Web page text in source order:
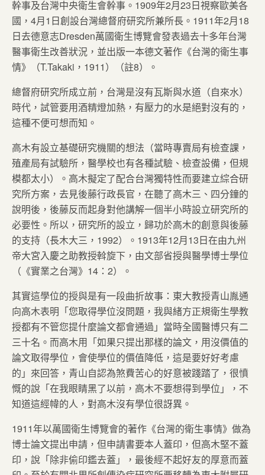
幹事及台灣中央衛生會幹事。1909年2月23日視察歐美各
國，4月1日創設台灣總督府研究所兼所長。1911年2月18
日去德意志Dresden萬國衛生博覽會發表過去十多年台灣
醫事衛生改善狀況，並出版一本德文著作《台灣的衛生事
情》（T.Takaki，1911）（註8）。
總督府研究所成立前，台灣是沒有瓦斯與水道（自來水）
時代，試管要用酒精燈加熱，有壓力的水是絕對沒有的，
這種不便可想而知。
高木有設立基礎研究機關的想法（當時專賣局有檢查課，
殖產局有試驗所，醫學校也有各種試驗、檢查設備，但規
模都太小）。高木擬定了配合台灣獨特性而要建立綜合研
究所方案，去見後藤行政長官，在聽了高木三、四分鐘的
說明後，後藤反而起身對他講解一個半小時設立研究所的
必要性。所以，研究所的設立，歸功於高木的創意與後藤
的支持（長木大三，1992）。1913年12月13日在由九州
帝大宮入慶之助教授斡旋下，由文部省授與醫學博士學位
（《實業之台灣》14：2）。
其實這學位的授與是有一段曲折故事：東大教授青山胤通
向高木表明「您取得學位沒問題，我與緒方正規衛生學教
授都有不管您提什麼論文都會通過」當時全國醫博只有二
三十名。而高木用「如果只提出那樣的論文，用沒價值的
論文取得學位，會使學位的價值降低，這是要好好考慮
的」來回答，青山自認為煞費苦心的好意被踐踏了，很憤
慨的說「在我眼睛黑了以前，高木不要想得到學位」，不
知道這經幃的人，對高木沒有學位很訝異。
1911年以萬國衛生博覽會的著作《台灣的衛生事情》做為
博士論文提出申請，但申請書要本人蓋印，但高木堅不蓋
印，說「除非偷印鑑去蓋」，最後經不起好友的厚意而蓋